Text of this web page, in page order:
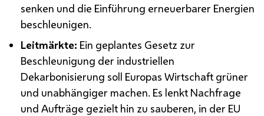
senken und die Einführung erneuerbarer Energien
beschleunigen.
Leitmärkte: Ein geplantes Gesetz zur
Beschleunigung der industriellen
Dekarbonisierung soll Europas Wirtschaft grüner
und unabhängiger machen. Es lenkt Nachfrage
und Aufträge gezielt hin zu sauberen, in der EU